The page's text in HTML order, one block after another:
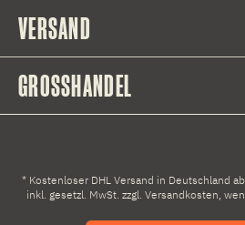
VERSAND
GROSSHANDEL
* Kostenloser DHL Versand in Deutschland
inkl. gesetzl. MwSt. zzgl. Versandkosten ,